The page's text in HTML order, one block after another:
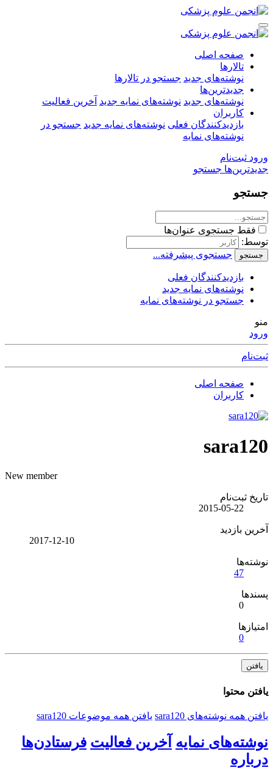
صفحه اصلی
تالارها
نوشته‌های جدید جستجو در تالارها
جدیدترین‌ها
نوشته‌های جدید نوشته‌های نمایه جدید آخرین فعالیت
کاربران
بازدیدکنندگان فعلی نوشته‌های نمایه جدید جستجو در
نوشته‌های نمایه
ورود ثبت‌نام
جدیدترین‌ها جستجو
جستجو
فقط جستجوی عنوان‌ها
توسط:
جستجو جستجوی پیشرفته...
بازدیدکنندگان فعلی
نوشته‌های نمایه جدید
جستجو در نوشته‌های نمایه
منو
ورود
ثبت‌نام
صفحه اصلی
کاربران
sara120
New member
تاریخ ثبت‌نام
2015-05-22
آخرین بازدید
2017-12-10
نوشته‌ها
47
پسندها
0
امتیازها
0
یافتن
یافتن محتوا
یافتن همه نوشته‌های sara120 یافتن همه موضوعات sara120
نوشته‌های نمایه آخرین فعالیت فرستادن‌ها
درباره